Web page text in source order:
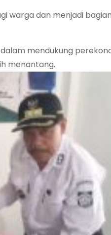
warga dan menjadi
mendukung
menantang.